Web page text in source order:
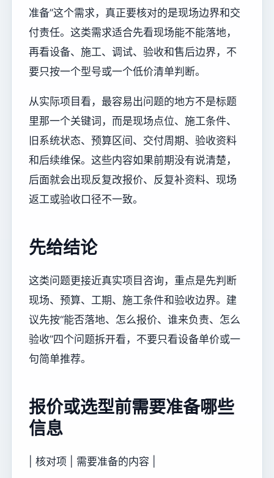
准备”这个需求，真正要核对的是现场边界和交
付责任。这类需求适合先看现场能不能落地，
再看设备、施工、调试、验收和售后边界，不
要只按一个型号或一个低价清单判断。
从实际项目看，最容易出问题的地方不是标题
里那一个关键词，而是现场点位、施工条件、
旧系统状态、预算区间、交付周期、验收资料
和后续维保。这些内容如果前期没有说清楚，
后面就会出现反复改报价、反复补资料、现场
返工或验收口径不一致。
先给结论
这类问题更接近真实项目咨询，重点是先判断
现场、预算、工期、施工条件和验收边界。建
议先按“能否落地、怎么报价、谁来负责、怎么
验收”四个问题拆开看，不要只看设备单价或一
句简单推荐。
报价或选型前需要准备哪些
信息
| 核对项 | 需要准备的内容 |